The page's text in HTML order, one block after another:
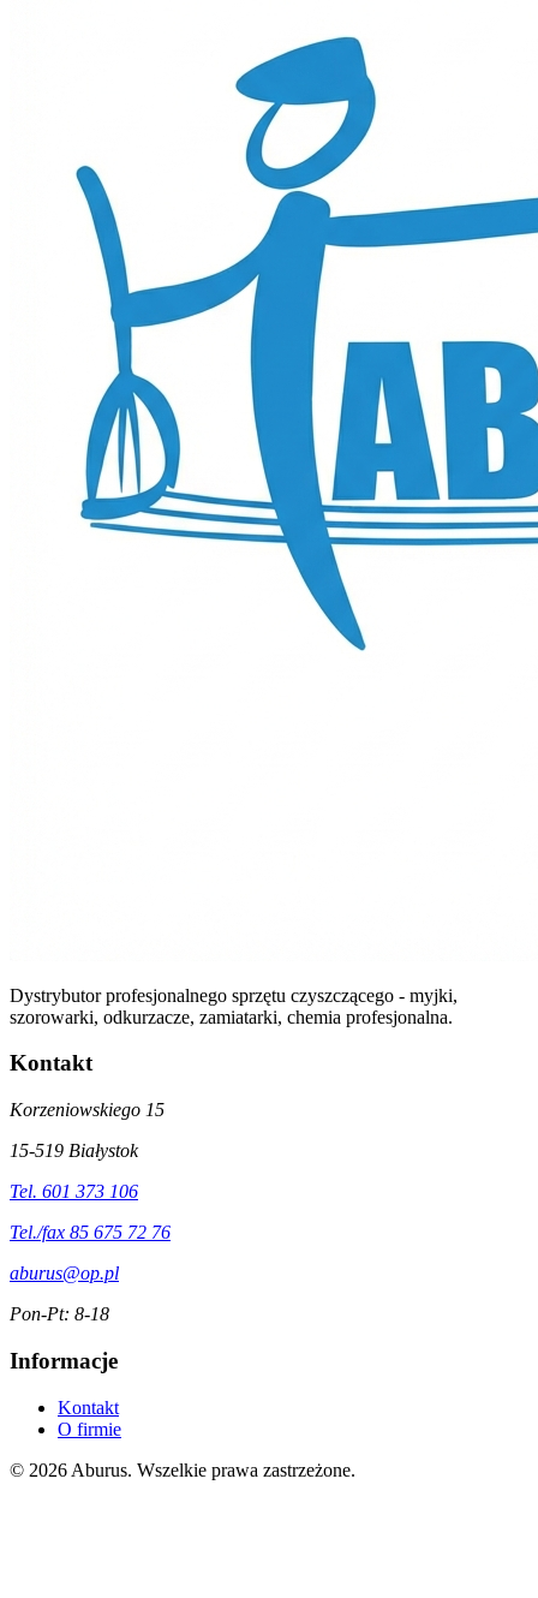
Dystrybutor profesjonalnego sprzętu czyszczącego - myjki,
szorowarki, odkurzacze, zamiatarki, chemia profesjonalna.
Kontakt
Korzeniowskiego 15
15-519 Białystok
Tel. 601 373 106
Tel./fax 85 675 72 76
aburus@op.pl
Pon-Pt: 8-18
Informacje
Kontakt
O firmie
© 2026 Aburus. Wszelkie prawa zastrzeżone.